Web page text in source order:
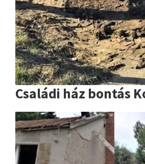
Családi ház bontás